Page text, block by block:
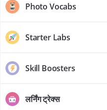
Photo Vocabs
Starter Labs
Skill Boosters
लर्निंग ट्रेक्स